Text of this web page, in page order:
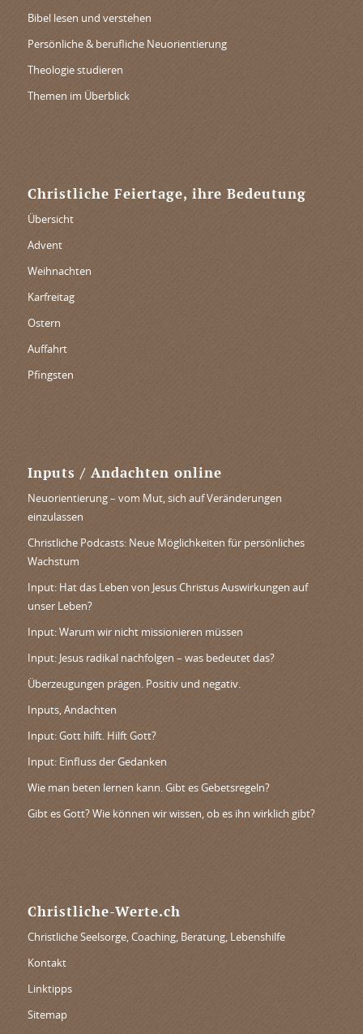
Bibel lesen und verstehen
Persönliche & berufliche Neuorientierung
Theologie studieren
Themen im Überblick
Christliche Feiertage, ihre Bedeutung
Übersicht
Advent
Weihnachten
Karfreitag
Ostern
Auffahrt
Pfingsten
Inputs / Andachten online
Neuorientierung – vom Mut, sich auf Veränderungen
einzulassen
Christliche Podcasts: Neue Möglichkeiten für persönliches
Wachstum
Input: Hat das Leben von Jesus Christus Auswirkungen auf
unser Leben?
Input: Warum wir nicht missionieren müssen
Input: Jesus radikal nachfolgen – was bedeutet das?
Überzeugungen prägen. Positiv und negativ.
Inputs, Andachten
Input: Gott hilft. Hilft Gott?
Input: Einfluss der Gedanken
Wie man beten lernen kann. Gibt es Gebetsregeln?
Gibt es Gott? Wie können wir wissen, ob es ihn wirklich gibt?
Christliche-Werte.ch
Christliche Seelsorge, Coaching, Beratung, Lebenshilfe
Kontakt
Linktipps
Sitemap